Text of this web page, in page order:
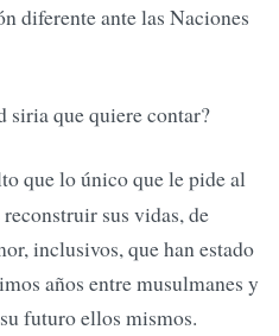
diferente ante las Naciones
siria que quiere contar?
que lo único que le pide al
sus vidas, de
inclusivos, que han estado
años entre musulmanes y
futuro ellos mismos.